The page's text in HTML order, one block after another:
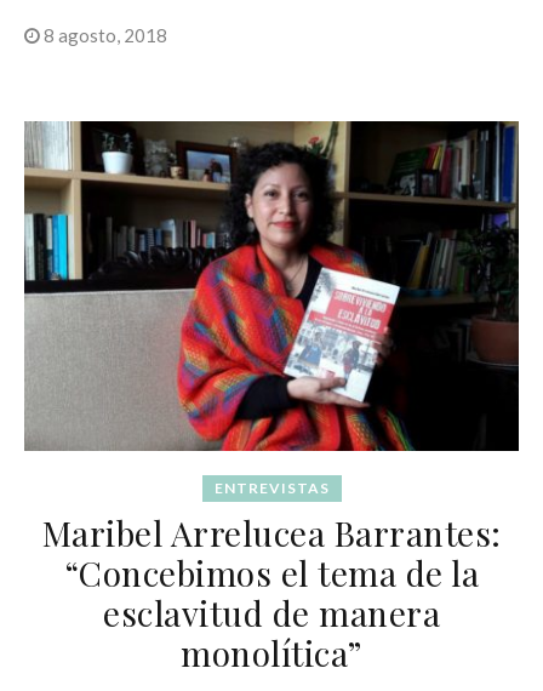
8 agosto, 2018
ENTREVISTAS
Maribel Arrelucea Barrantes:
“Concebimos el tema de la
esclavitud de manera
monolítica”